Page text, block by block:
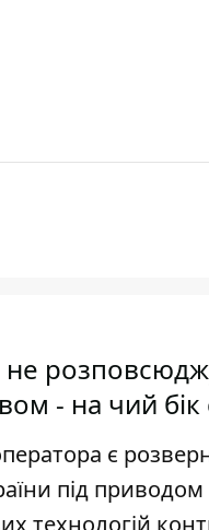
- на чий бік
є
під